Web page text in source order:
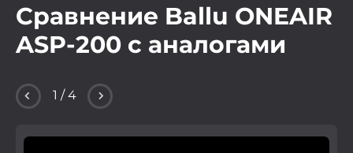
Сравнение Ballu ONEAIR
ASP-200 с аналогами
1 /4